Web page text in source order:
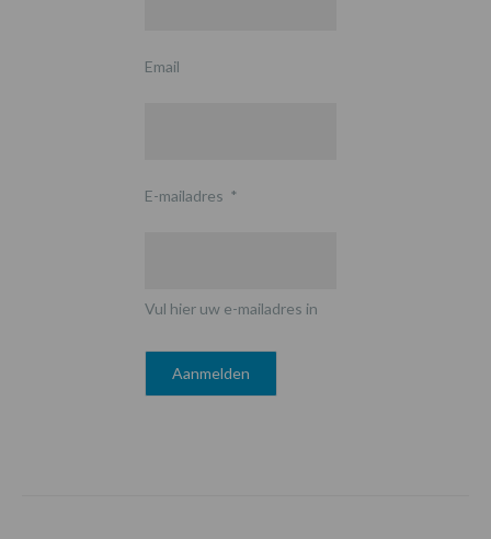
Email
E-mailadres *
Vul hier uw e-mailadres in